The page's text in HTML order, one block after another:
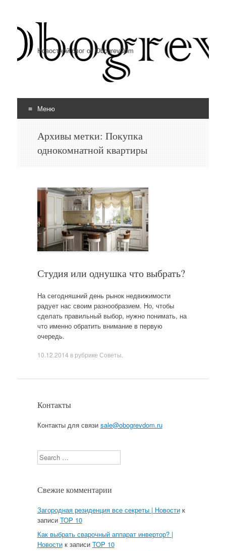
Новостной блог от ObogrevDom
Меню
Архивы метки: Покупка
однокомнатной квартиры
Студия или однушка что выбрать?
На сегодняшний день рынок недвижимости
радует нас своим разнообразием. Но, чтобы
сделать правильный выбор, нужно понимать, на
что именно обратить внимание в первую
очередь.
10.12.2014 в рубрике Советы
Контакты
Контакты для связи sale@obogrevdom.ru
Search
Свежие комментарии
Загородная резиденция все секреты | Новостик
записи TOP 10
Как выбрать сварочный аппарат инвертор? |
Новостик записи TOP 10